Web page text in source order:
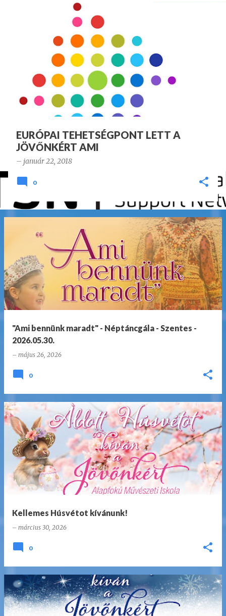
EURÓPAI TEHETSÉGPONT LETT A
JÖVŐNKÉRT AMI
– január 22, 2018
0
"Ami bennünk maradt" - Néptáncgála - Szentes -
2026.05.30.
– május 26, 2026
0
Kellemes Húsvétot kívánunk!
– március 30, 2026
0